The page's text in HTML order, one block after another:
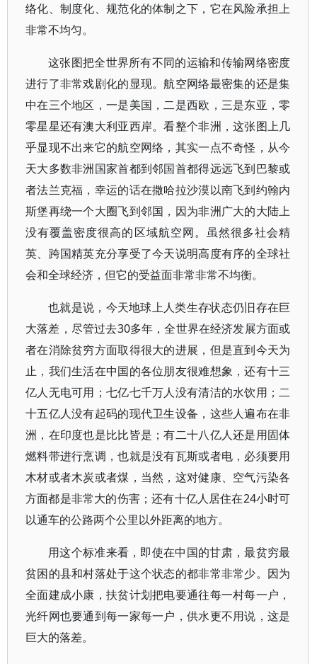
络化、制度化、规范化的体制之下，它在风险承担上
非常不均匀。
这张图把全世界所有不同的运输和传输网络密度
进行了非常戏剧化的显现。航空网络最密集的还是集
中在三个地区，一是美国，二是西欧，三是东亚，零
零星星还有澳大利亚西岸。看整个非洲，这张图上几
乎显现不出来它的航空网络，其实一点不奇怪，从今
天大多数非洲国家首都到邻国首都得远远飞到巴黎或
者法兰克福，幸运的话在撒哈拉沙漠以南飞到约翰内
斯堡再绕一个大圈飞到邻国，因为非洲广大的大陆上
没有覆盖密度很高的区域航空网。虽然很多社会精
英、跨国精英充分享受了今天说明高度有序的全球社
会和全球经济，但它的受益面非常非常不均衡。
也就是说，今天地球上人类生存状态仍旧存在巨
大落差，尽管过去30多年，全世界在经济发展方面或
者在消除贫穷方面取得很大的进展，但是直到今天为
止，我们生活在中国的各位朋友很难想象，还有十三
亿人无电可用；七亿七千万人没有清洁的水饮用；二
十五亿人没有起码的现代卫生设备，这些人遍布在非
洲，在印度也是比比皆是；有二十八亿人还是用固体
燃料带进行烹调，也就是没有瓦斯或者电，必须要用
木材或者木炭或者煤，当然，这对健康、空气污染各
方面都是非常大的伤害；还有十亿人居住在24小时可
以通车的公路两个公里以外距离的地方。
用这个标准来看，即使在中国的甘肃，最贫穷最
贫困的县和村落处于这个状态的都非常非常少。因为
全面建成小康，扶贫计划把电要通往每一村每一户，
光纤网也要通到每一家每一户，供水更不用说，这是
巨大的落差。